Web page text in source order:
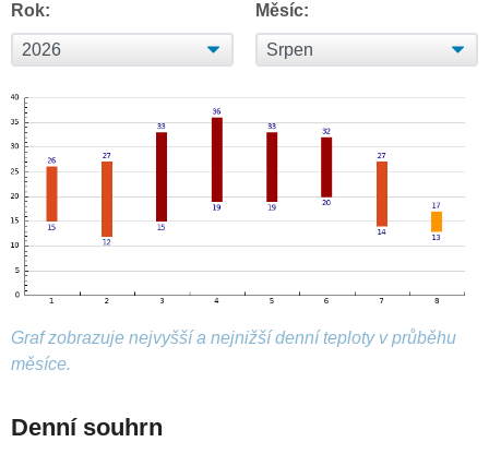
Rok: Měsíc:
Graf zobrazuje nejvyšší a nejnižší denní teploty v průběhu
měsíce.
Denní souhrn